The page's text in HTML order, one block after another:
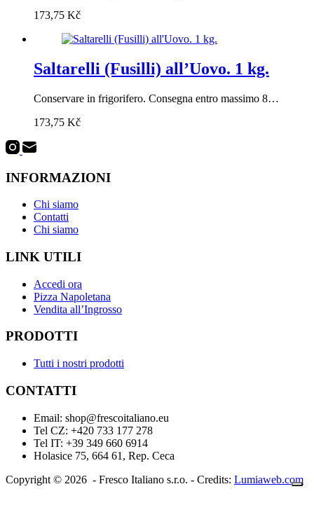
173,75 Kč
Saltarelli (Fusilli) all’Uovo. 1 kg.
Conservare in frigorifero. Consegna entro massimo 8…
173,75 Kč
INFORMAZIONI
Chi siamo
Contatti
Chi siamo
LINK UTILI
Accedi ora
Pizza Napoletana
Vendita all’Ingrosso
PRODOTTI
Tutti i nostri prodotti
CONTATTI
Email: shop@frescoitaliano.eu
Tel CZ: +420 733 177 278
Tel IT: +39 349 660 6914
Holasice 75, 664 61, Rep. Ceca
Copyright © 2026 - Fresco Italiano s.r.o. - Credits: Lumiaweb.com